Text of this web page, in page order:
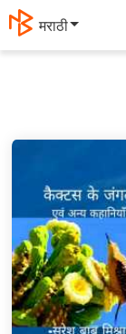
मराठी